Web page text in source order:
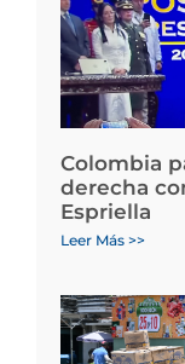
Colombia
derecha
Espriella
Leer Más >>